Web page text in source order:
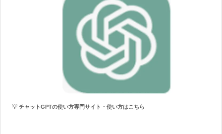
💡チャットGPTの使い方専門サイト・使い方はこちら